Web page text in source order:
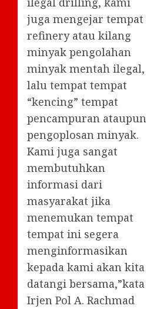
juga mengejar tempat
refinery atau kilang
minyak pengolahan
minyak mentah ilegal,
lalu tempat tempat
“kencing” tempat
pencampuran ataupun
pengoplosan minyak.
Kami juga sangat
membutuhkan
informasi dari
masyarakat jika
menemukan tempat
tempat ini segera
menginformasikan
kepada kami akan kita
datangi bersama,”kata
Irjen Pol A. Rachmad